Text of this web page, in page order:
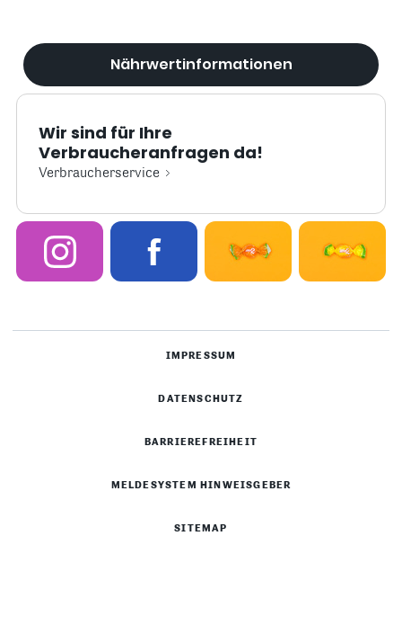
Nährwertinformationen
Wir sind für Ihre
Verbraucheranfragen da!
Verbraucherservice
IMPRESSUM
DATENSCHUTZ
BARRIEREFREIHEIT
MELDESYSTEM HINWEISGEBER
SITEMAP